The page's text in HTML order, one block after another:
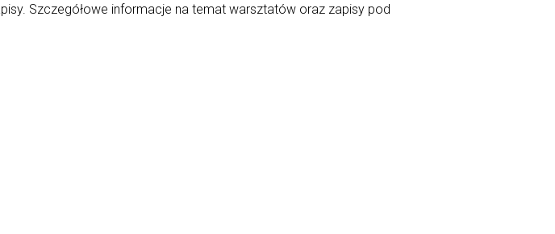
Szczegółowe informacje na temat warsztatów oraz zapisy pod